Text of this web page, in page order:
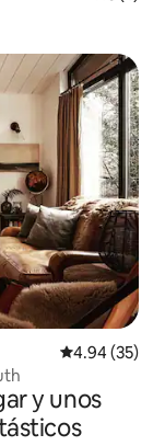
Calificación
4.94 (35)
y unos